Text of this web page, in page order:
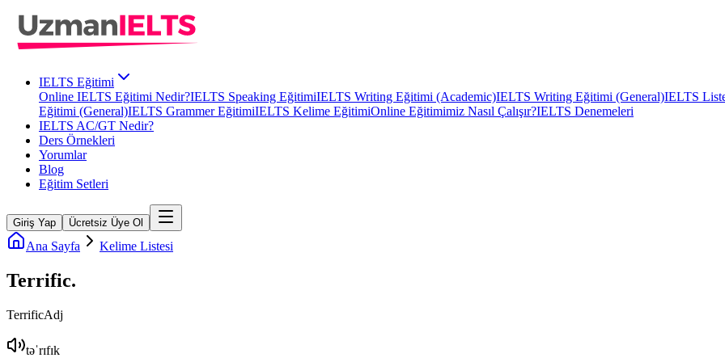
IELTS Eğitimi
Online IELTS Eğitimi Nedir?IELTS Speaking EğitimiIELTS Writing Eğitimi (Academic)IELTS Writing Eğitimi (General)IELTS
Eğitimi (General)IELTS Grammer EğitimiIELTS Kelime EğitimiOnline Eğitimimiz Nasıl Çalışır?IELTS Denemeleri
IELTS AC/GT Nedir?
Ders Örnekleri
Yorumlar
Blog
Eğitim Setleri
Giriş Yap Ücretsiz Üye Ol
Ana Sayfa Kelime Listesi
Terrific.
TerrificAdj
təˈrɪfɪk